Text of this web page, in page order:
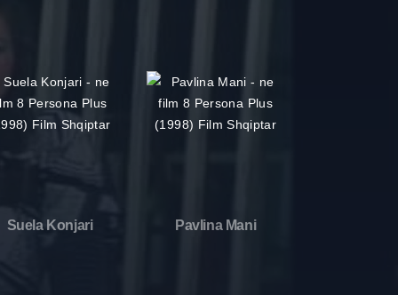
Suela Konjari Pavlina Mani